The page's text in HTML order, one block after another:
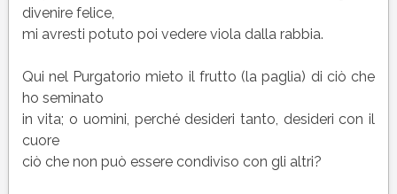
divenire felice,
mi avresti potuto poi vedere viola dalla rabbia.
Qui nel Purgatorio mieto il frutto (la paglia) di ciò che
ho seminato
in vita; o uomini, perché desideri tanto, desideri con il
cuore
ciò che non può essere condiviso con gli altri?